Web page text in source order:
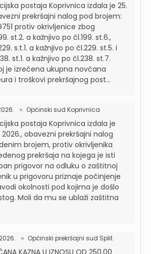
postaja Koprivnica izdala je 25.
prekršajni nalog pod brojem:
protiv okrivljenice zbog
st.2. a kažnjivo po čl.199. st.6.,
s.t.1. a kažnjivo po čl.229. st.5. i
st.1. a kažnjivo po čl.238. st.7.
je izrečena ukupna novčana
i troškovi prekršajnog post...
Općinski sud Koprivnica
postaja Koprivnica izdala je
obavezni prekršajni nalog
brojem, protiv okrivljenika
prekršaja na kojega je isti
prigovor na odluku o zaštitnoj
u prigovoru priznaje počinjenje
okolnosti pod kojima je došlo
Moli da mu se ublaži zaštitna
Općinski prekršajni sud Split
KAZNA U IZNOSU OD 250,00